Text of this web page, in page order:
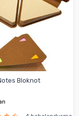
Bloknot